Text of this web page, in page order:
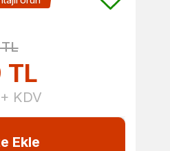
TL
KDV
Ekle